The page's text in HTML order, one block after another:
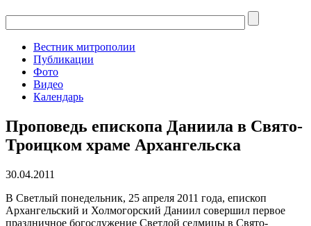
Вестник митрополии
Публикации
Фото
Видео
Календарь
Проповедь епископа Даниила в Свято-
Троицком храме Архангельска
30.04.2011
В Светлый понедельник, 25 апреля 2011 года, епископ
Архангельский и Холмогорский Даниил совершил первое
праздничное богослужение Светлой седмицы в Свято-